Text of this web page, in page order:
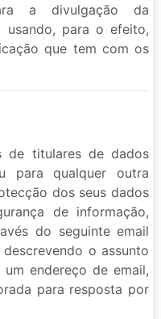
a divulgação da
usando, para o efeito,
que tem com os
de titulares de dados
para qualquer outra
dos seus dados
de informação,
do seguinte email
descrevendo o assunto
endereço de email,
para resposta por